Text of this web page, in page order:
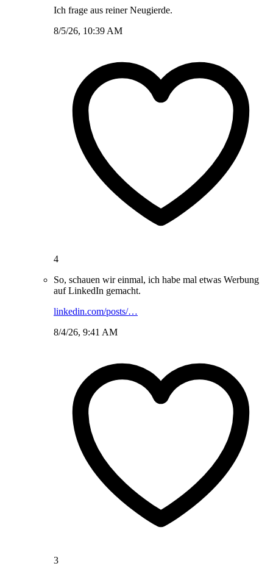
Ich frage aus reiner Neugierde.
8/5/26, 10:39 AM
4
So, schauen wir einmal, ich habe mal etwas Werbung
auf LinkedIn gemacht.
linkedin.com/posts/…
8/4/26, 9:41 AM
3